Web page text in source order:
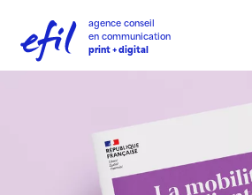
agence conseil
en communication
print + digital